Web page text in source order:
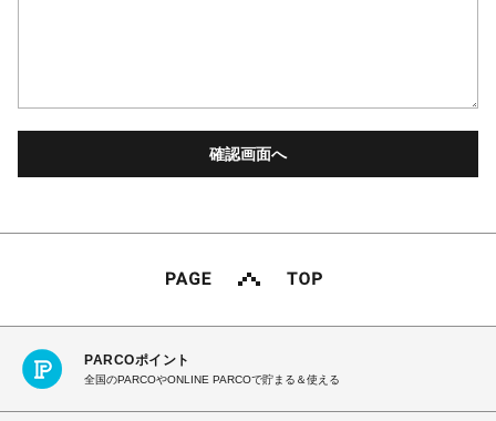
PARCOポイント
全国のPARCOやONLINE PARCOで貯まる＆使える